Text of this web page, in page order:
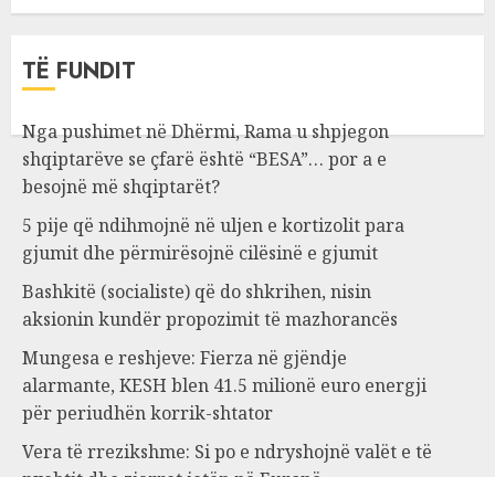
TË FUNDIT
Nga pushimet në Dhërmi, Rama u shpjegon
shqiptarëve se çfarë është “BESA”… por a e
besojnë më shqiptarët?
5 pije që ndihmojnë në uljen e kortizolit para
gjumit dhe përmirësojnë cilësinë e gjumit
Bashkitë (socialiste) që do shkrihen, nisin
aksionin kundër propozimit të mazhorancës
Mungesa e reshjeve: Fierza në gjëndje
alarmante, KESH blen 41.5 milionë euro energji
për periudhën korrik-shtator
Vera të rrezikshme: Si po e ndryshojnë valët e të